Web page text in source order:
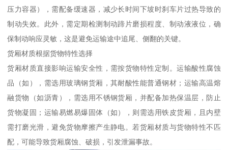
压力容器），需配备缓速器，减少长时间下坡时刹车片过热导致的
制动失效。此外，需定期检测制动蹄片磨损程度、制动液液位，确
保制动响应灵敏，这是避免运输途中追尾、侧翻的关键。​
货厢材质根据货物特性选择​
货厢材质直接影响运输安全性，需按货物特性定制。运输酸性腐蚀
品（如），需选用玻璃钢货厢，其耐酸性能普通钢材；运输高温熔
融货物（如沥青），需选用不锈钢货厢，并配备加热保温层，防止
货物凝固；运输易燃易爆固体（如），则需选用铁皮货厢，且内壁
需打磨光滑，避免货物摩擦产生静电。若货厢材质与货物特性不匹
配，可能导致货厢腐蚀、破损，引发泄漏事故。​